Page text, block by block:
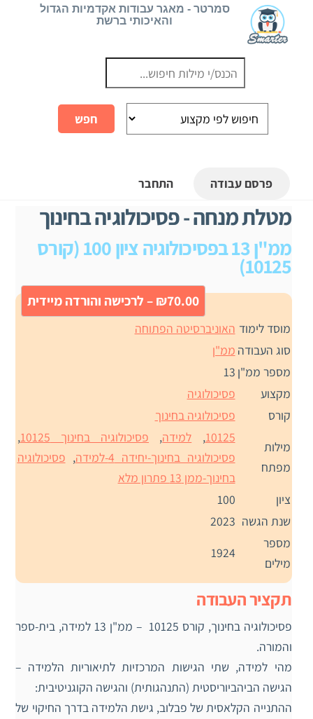
סמרטר - מאגר עבודות אקדמיות הגדול
והאיכותי ברשת
פרסם עבודה התחבר
מטלת מנחה - פסיכולוגיה בחינוך
ממ"ן 13 בפסיכולוגיה ציון 100 (קורס
10125)
₪70.00 – לרכישה והורדה מיידית
מוסד לימוד האוניברסיטה הפתוחה
סוג העבודה ממ"ן
מספר ממ"ן 13
מקצוע
פסיכולוגיה
קורס
פסיכולוגיה בחינוך
מילות
מפתח
10125
, למידה, פסיכולוגיה בחינוך 10125
,
פסיכולוגיה בחינוך-יחידה 4-למידה
, פסיכולוגיה
בחינוך-ממן 13 פתרון מלא
ציון
100
שנת הגשה 2023
מספר
מילים
1924
תקציר העבודה
פסיכולוגיה בחינוך, קורס 10125 – ממ"ן 13 למידה, בית-ספר
והמורה.
מהי למידה, שתי הגישות המרכזיות לתיאוריות הלמידה –
הגישה הביהביוריסטית (התנהגותית) והגישה הקוגניטיבית:
ההתנייה הקלאסית של פבלוב, גישת הלמידה בדרך החיקוי של